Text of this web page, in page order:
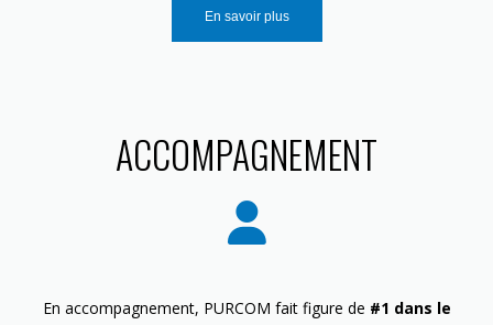
En savoir plus
ACCOMPAGNEMENT
En accompagnement, PURCOM fait figure de #1 dans le